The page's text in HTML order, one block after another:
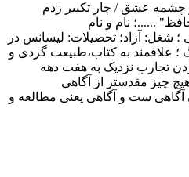
عشق / چار تکبیر زدم
......؛ نام و نام
شغل: آزاد؛ تحصیلات: لیسانس در
؛ علاقمند به کتاب،طبیعت گردی و
تجارب نزدیک به هفت دهه
چیز مقدستر از آگاهی
آگاهی ست و آگاهی یعنی مطالعه و